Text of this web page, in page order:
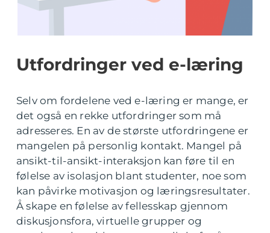
Utfordringer ved e-læring
Selv om fordelene ved e-læring er mange, er
det også en rekke utfordringer som må
adresseres. En av de største utfordringene er
mangelen på personlig kontakt. Mangel på
ansikt-til-ansikt-interaksjon kan føre til en
følelse av isolasjon blant studenter, noe som
kan påvirke motivasjon og læringsresultater.
Å skape en følelse av fellesskap gjennom
diskusjonsfora, virtuelle grupper og